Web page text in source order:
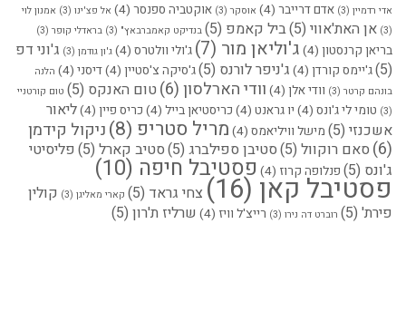
אדי רדמיין (3) אדם דרייבר (4) אוסקר (3) אוקטביה ספנסר (4) אל פצ'ינו (3)
אמנון לוי
(3)
אן האת'אווי (5) ביל קאמפ (5) בנדיקט קאמברבאץ" (3) בראדלי קופר (3)
בריאן קרנסטון (4) ג'וליאן מור (7) ג'ולי וולטרס (4) ג'ון גודמן (3)
ג'וני דפ
(5)
ג'יימס קורדן (4) ג'ניפר לורנס (5) ג'סיקה צ'סטיין (4) דיסני (4)
הלנה
בונהם קרטר (3) וודי אלן (4) וודי הארלסון(6) טום האנקס (5)
טום קורטניי
(3)
טומי לי ג'ונס (4) יו גראנט (4) כריסטיאן בייל (4) כריס פיין (4)
ליאור
אשכנזי (5) מישל וויליאמס (4) מריל סטריפ (8) ניקול קידמן
(6) סאם רוקוול (5) סטיבן ספילברג (5) סטיב קארל (5)
פליסיטי
ג'ונס (5) פנלופה קרוז (4) פסטיבל חיפה (10)
פסטיבל קאן (16) צחי גראד (5) קארי מאליגן (3)
קולין
פירת' (5) רוברט דה נירו (3) רייצ'ל וויז (4) שרליז ת'רון (5)